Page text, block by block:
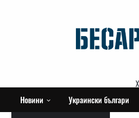
Новини
Украински българи